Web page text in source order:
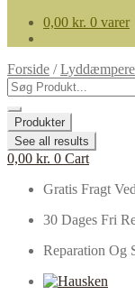
0,00 kr. 0 varer
Forside /Lyddæmpere
Search
...
Produkter
See all results
0,00 kr. 0 Cart
Gratis Fragt
30 Dages Fri
Reparation Og